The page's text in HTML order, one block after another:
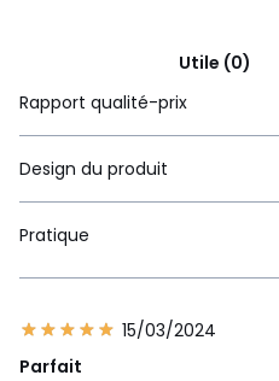
Utile (0)
Rapport qualité-prix
Design du produit
Pratique
15/03/2024
Parfait